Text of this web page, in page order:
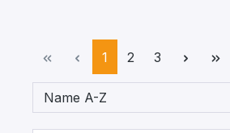
Seite
1 Seite
2 Seite
3